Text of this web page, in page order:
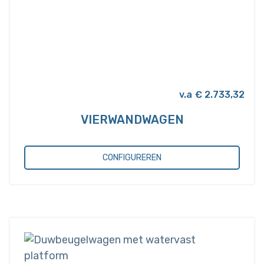
VIERWANDWAGEN
€ 2.733,32
CONFIGUREREN
Dit
Deze
optie